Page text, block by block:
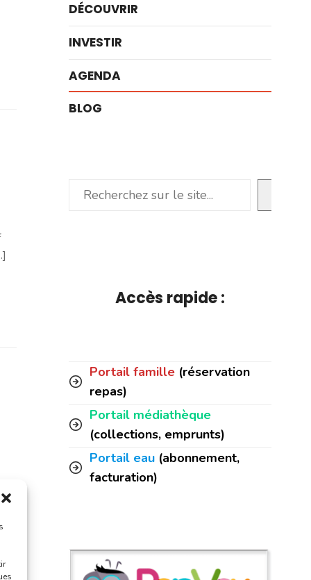
DÉCOUVRIR
INVESTIR
AGENDA
BLOG
Rechercher
Accès rapide :
Portail famille (réservation
repas)
Portail médiathèque
(collections, emprunts)
Portail eau (abonnement,
facturation)